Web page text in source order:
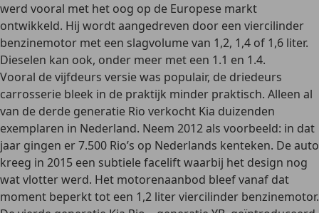
werd vooral met het oog op de Europese markt
ontwikkeld. Hij wordt aangedreven door een viercilinder
benzinemotor met een slagvolume van 1,2, 1,4 of 1,6 liter.
Dieselen kan ook, onder meer met een 1.1 en 1.4.
Vooral de vijfdeurs versie was populair, de driedeurs
carrosserie bleek in de praktijk minder praktisch. Alleen al
van de derde generatie Rio verkocht Kia duizenden
exemplaren in Nederland. Neem 2012 als voorbeeld: in dat
jaar gingen er 7.500 Rio’s op Nederlands kenteken. De auto
kreeg in 2015 een subtiele facelift waarbij het design nog
wat vlotter werd. Het motorenaanbod bleef vanaf dat
moment beperkt tot een 1,2 liter viercilinder benzinemotor.